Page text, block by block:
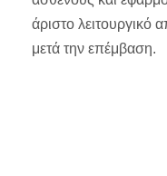
άριστο λειτουργικό
μετά την επέμβαση.